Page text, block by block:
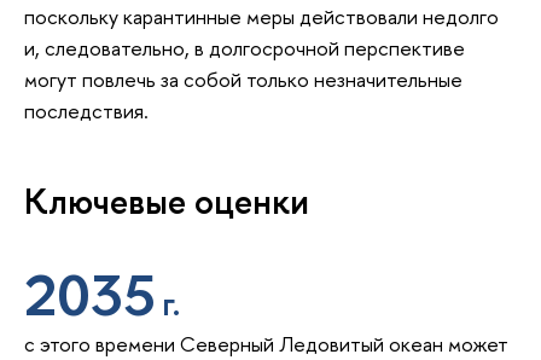
поскольку карантинные меры действовали недолго
и, следовательно, в долгосрочной перспективе
могут повлечь за собой только незначительные
последствия.
Ключевые оценки
2035 г.
с этого времени Северный Ледовитый океан может